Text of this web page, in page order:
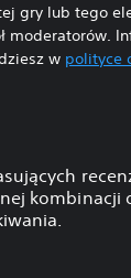
gry lub tego
moderatorów.
w polityce
kombinacji